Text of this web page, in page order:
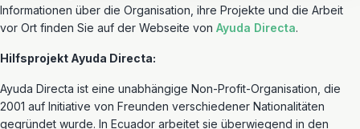
Informationen über die Organisation, ihre Projekte und die Arbeit
vor Ort finden Sie auf der Webseite von Ayuda Directa.
Hilfsprojekt Ayuda Directa:
Ayuda Directa ist eine unabhängige Non-Profit-Organisation, die
2001 auf Initiative von Freunden verschiedener Nationalitäten
gegründet wurde. In Ecuador arbeitet sie überwiegend in den